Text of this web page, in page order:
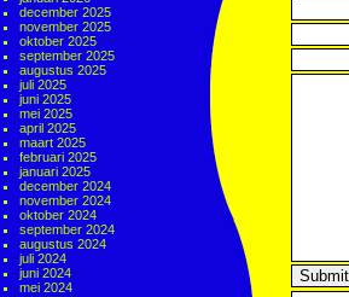
december 2025
november 2025
oktober 2025
september 2025
augustus 2025
juli 2025
juni 2025
mei 2025
april 2025
maart 2025
februari 2025
januari 2025
december 2024
november 2024
oktober 2024
september 2024
augustus 2024
juli 2024
juni 2024
mei 2024